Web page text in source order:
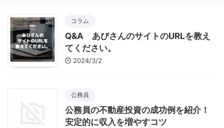
コラム
Q&A あびさんのサイトのURLを教え
てください。
2024/3/2
公務員
公務員の不動産投資の成功例を紹介！
安定的に収入を増やすコツ